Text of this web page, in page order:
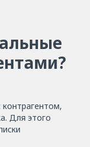
Для этого